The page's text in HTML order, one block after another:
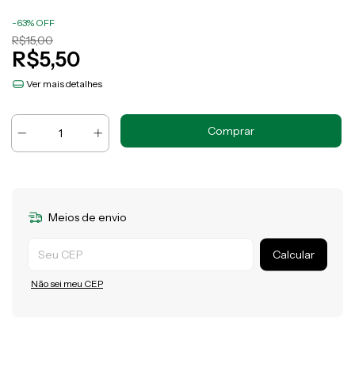
R$5,50
-63% OFF
R$15,00
Ver mais detalhes
Meios de envio
Calcular
Não sei meu CEP